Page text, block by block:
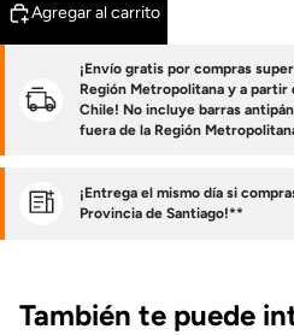
Agregar al carrito
¡Envío gratis por compras
Región Metropolitana y a
Chile! No incluye barras
fuera de la Región
¡Entrega el mismo día si
Provincia de Santiago!**
También te puede